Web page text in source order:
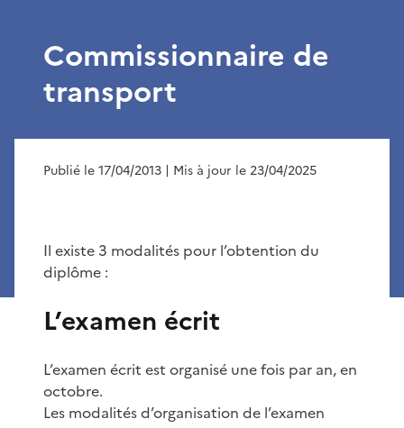
Commissionnaire de
transport
Publié le 17/04/2013 | Mis à jour le 23/04/2025
Il existe 3 modalités pour l’obtention du
diplôme :
L’examen écrit
L’examen écrit est organisé une fois par an, en
octobre.
Les modalités d’organisation de l’examen